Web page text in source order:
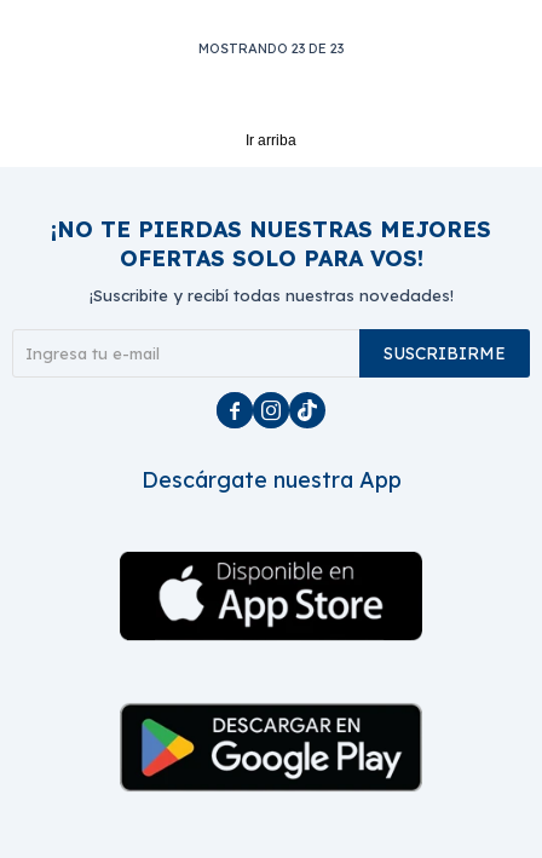
MOSTRANDO 23 DE 23
Ir arriba
¡NO TE PIERDAS NUESTRAS MEJORES
OFERTAS SOLO PARA VOS!
¡Suscribite y recibí todas nuestras novedades!
SUSCRIBIRME
  
Descárgate nuestra App